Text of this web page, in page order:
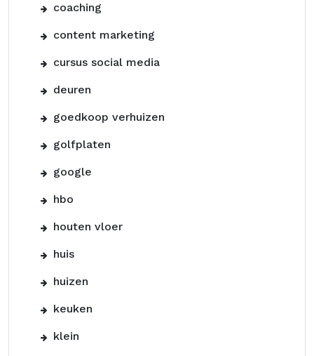
coaching
content marketing
cursus social media
deuren
goedkoop verhuizen
golfplaten
google
hbo
houten vloer
huis
huizen
keuken
klein